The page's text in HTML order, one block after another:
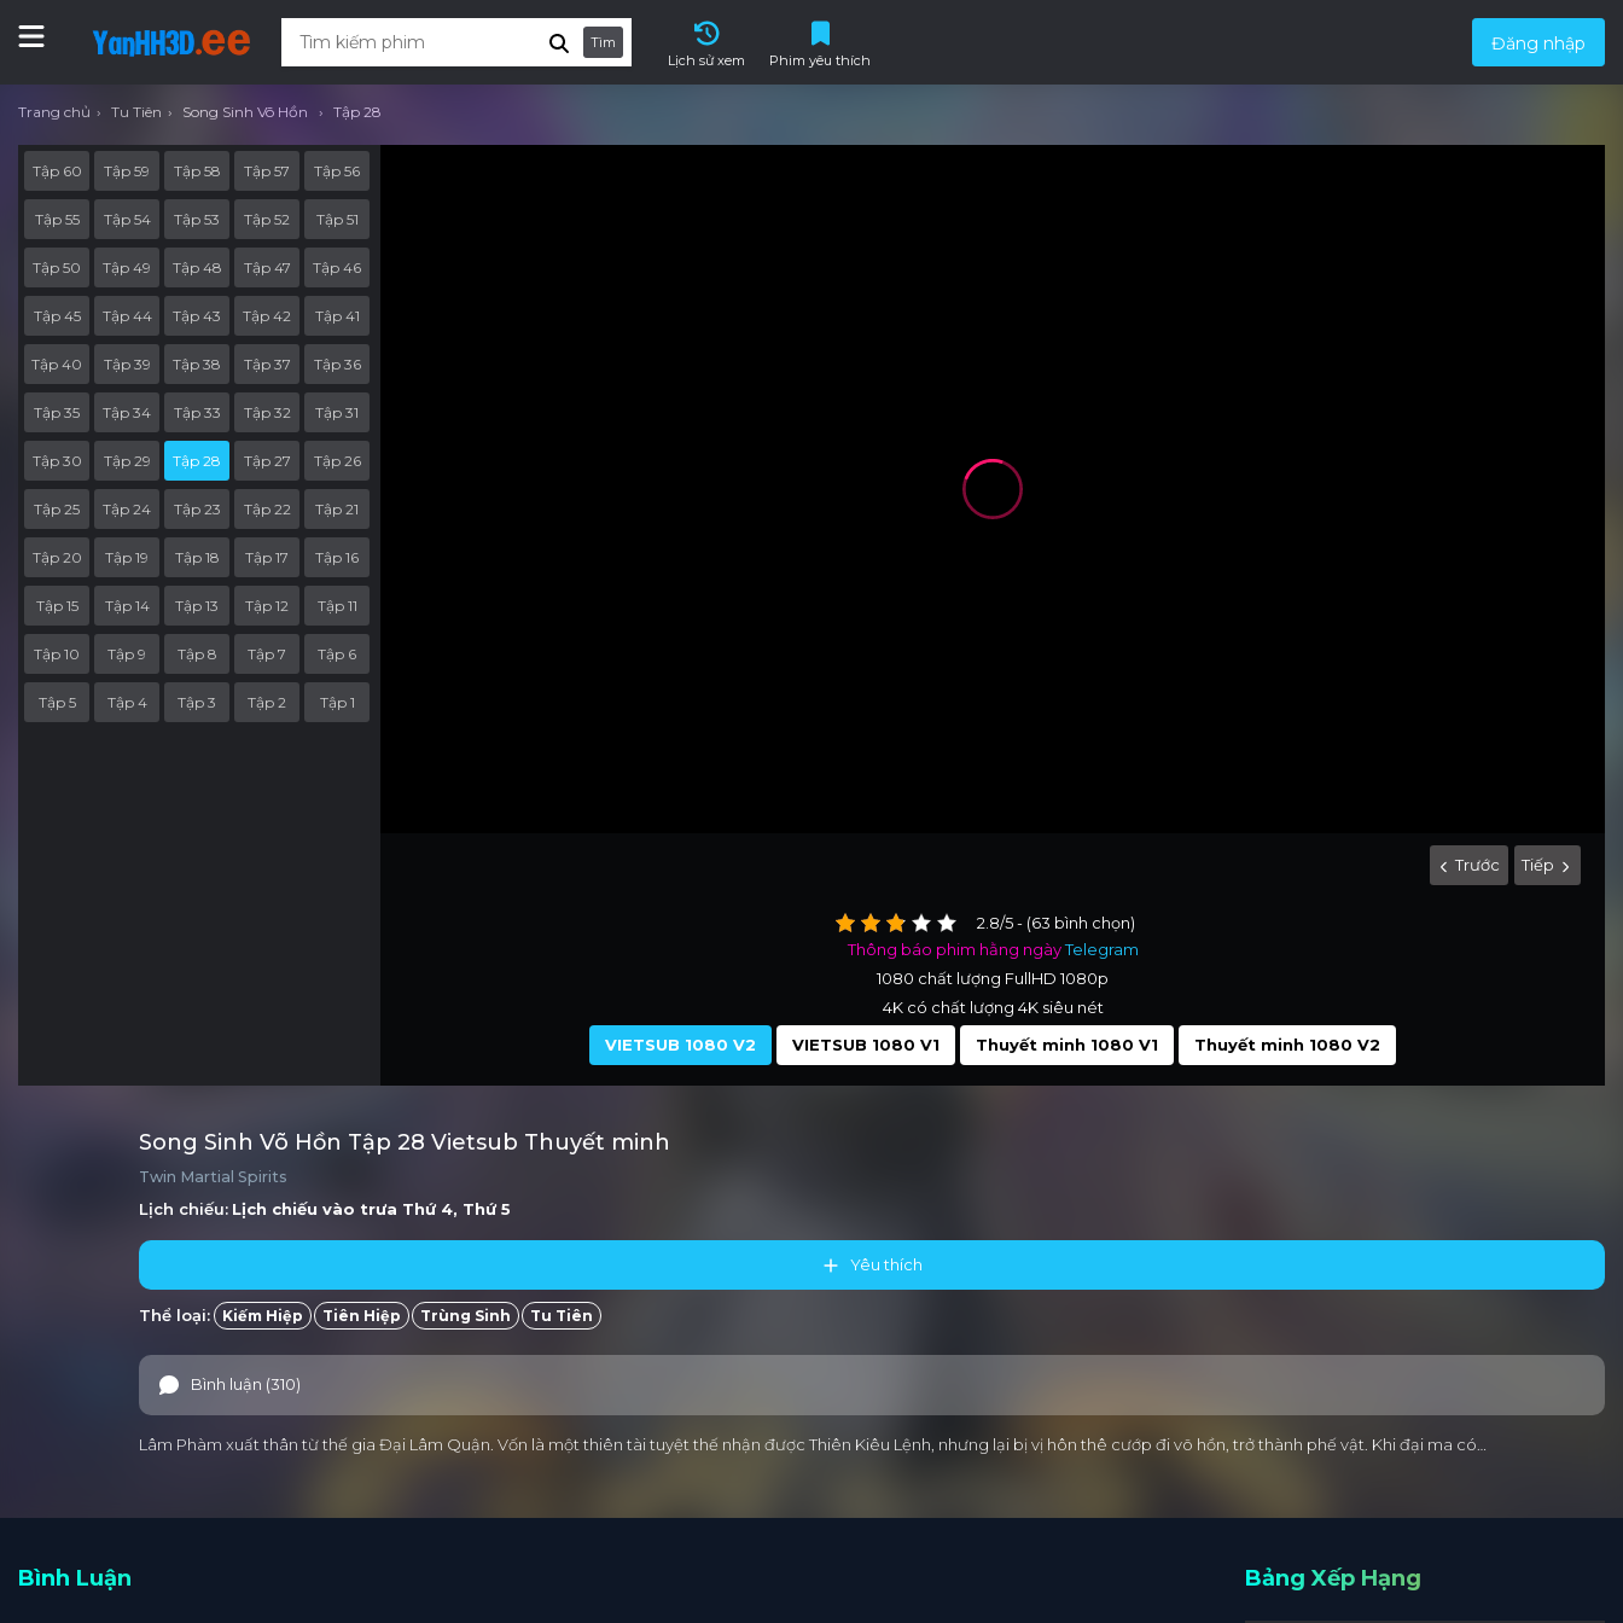
Tìm
Lịch sử xem
Phim yêu thích
Đăng nhập
Trang chủ Tu Tiên Song Sinh Võ Hồn Tập 28
Trước Tiếp
2.8/5 - (63 bình chọn)
Thông báo phim hằng ngàyTelegram
1080 chất lượng FullHD 1080p
4K có chất lượng 4K siêu nét
VIETSUB 1080 V2
VIETSUB 1080 V1 Thuyết minh 1080 V1 Thuyết minh 1080 V2
Tập 60 Tập 59 Tập 58 Tập 57 Tập 56
Tập 55 Tập 54 Tập 53 Tập 52 Tập 51
Tập 50 Tập 49 Tập 48 Tập 47 Tập 46
Tập 45 Tập 44 Tập 43 Tập 42 Tập 41
Tập 40 Tập 39 Tập 38 Tập 37 Tập 36
Tập 35 Tập 34 Tập 33 Tập 32 Tập 31
Tập 30 Tập 29 Tập 28 Tập 27 Tập 26
Tập 25 Tập 24 Tập 23 Tập 22 Tập 21
Tập 20 Tập 19 Tập 18 Tập 17 Tập 16
Tập 15 Tập 14 Tập 13 Tập 12 Tập 11
Tập 10 Tập 9 Tập 8 Tập 7 Tập 6
Tập 5 Tập 4 Tập 3 Tập 2 Tập 1
Song Sinh Võ Hồn Tập 28 Vietsub Thuyết minh
Twin Martial Spirits
Lịch chiếu: Lịch chiếu vào trưa Thứ 4, Thứ 5
Yêu thích
Thể loại: Kiếm Hiệp Tiên Hiệp Trùng Sinh Tu Tiên
Bình luận (310)
Lâm Phàm xuất thân từ thế gia Đại Lâm Quận. Vốn là một thiên tài tuyệt thế nhận được Thiên Kiêu Lệnh, nhưng lại bị vị hôn thê cướp đi võ hồn, trở thành phế vật. Khi đại ma có…
Bình Luận Bảng Xếp Hạng